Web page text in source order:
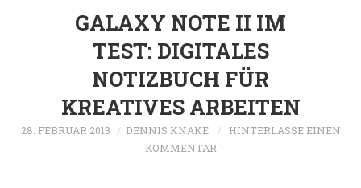
DO-IT-YOURSELF
SCIENCE & FICTION
FOTOGRAFIE
GALAXY NOTE II IM
TEST: DIGITALES
NOTIZBUCH FÜR
KREATIVES ARBEITEN
28. FEBRUAR 2013 DENNIS KNAKE
HINTERLASSE EINEN
KOMMENTAR